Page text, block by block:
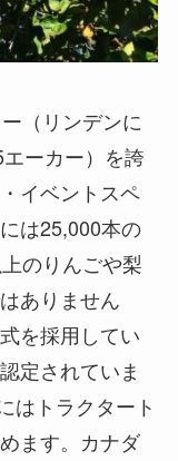
（リンデンに
ーカー）を誇
イベントスペ
は25,000本の
のりんごや梨
ありません
を採用してい
定されていま
はトラクタート
ます。カナダ